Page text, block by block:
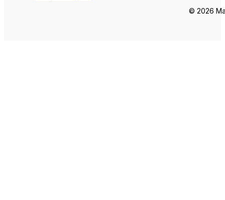
© 2026